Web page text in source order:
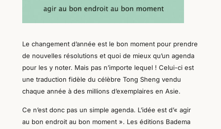
Le changement d’année est le bon moment pour prendre
de nouvelles résolutions et quoi de mieux qu’un agenda
pour les y noter. Mais pas n’importe lequel ! Celui-ci est
une traduction fidèle du célèbre Tong Sheng vendu
chaque année à des millions d’exemplaires en Asie.
Ce n’est donc pas un simple agenda. L’idée est d’« agir
au bon endroit au bon moment ». Les éditions Badema